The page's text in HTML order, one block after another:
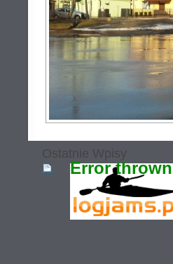
Ostatnie Wpisy
Error thrown